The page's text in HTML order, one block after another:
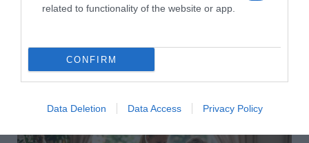
related to functionality of the website or app.
CONFIRM
Data Deletion Data Access Privacy Policy
2026-08-06.
Ahány ház, annyi hűsítő